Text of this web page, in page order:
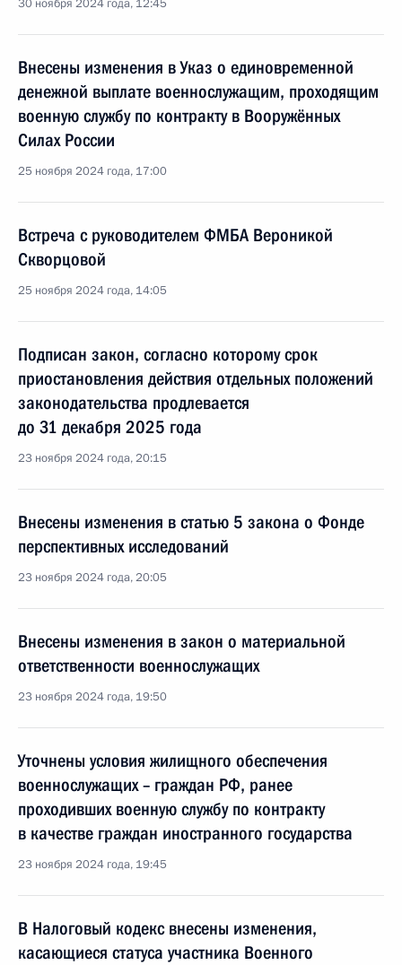
30 ноября 2024 года, 12:45
Внесены изменения в Указ о единовременной
денежной выплате военнослужащим, проходящим
военную службу по контракту в Вооружённых
Силах России
25 ноября 2024 года, 17:00
Встреча с руководителем ФМБА Вероникой
Скворцовой
25 ноября 2024 года, 14:05
Подписан закон, согласно которому срок
приостановления действия отдельных положений
законодательства продлевается
до 31 декабря 2025 года
23 ноября 2024 года, 20:15
Внесены изменения в статью 5 закона о Фонде
перспективных исследований
23 ноября 2024 года, 20:05
Внесены изменения в закон о материальной
ответственности военнослужащих
23 ноября 2024 года, 19:50
Уточнены условия жилищного обеспечения
военнослужащих – граждан РФ, ранее
проходивших военную службу по контракту
в качестве граждан иностранного государства
23 ноября 2024 года, 19:45
В Налоговый кодекс внесены изменения,
касающиеся статуса участника Военного